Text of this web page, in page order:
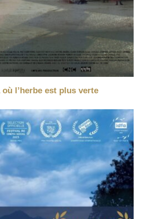
où l’herbe est plus verte